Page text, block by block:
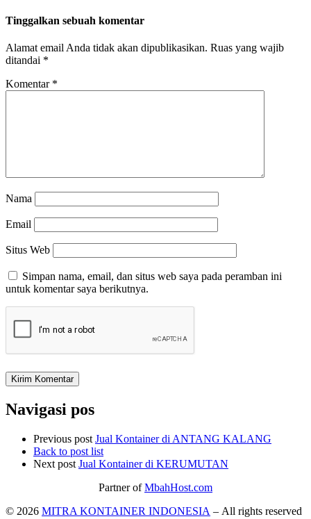
Tinggalkan sebuah komentar
Alamat email Anda tidak akan dipublikasikan. Ruas yang wajib
ditandai *
Komentar *
Nama
Email
Situs Web
Simpan nama, email, dan situs web saya pada peramban ini
untuk komentar saya berikutnya.
Navigasi pos
Previous post Jual Kontainer di ANTANG KALANG
Back to post list
Next post Jual Kontainer di KERUMUTAN
Partner ofMbahHost.com
© 2026 MITRA KONTAINER INDONESIA – All rights reserved